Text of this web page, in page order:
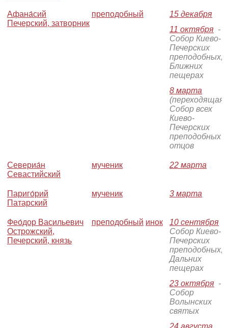
Афана́сий
Печерский, затворник
преподобный
15 декабря
11 октября -
Собор Киево-
Печерских
преподобных,
Ближних
пещерах
8 марта
(переходящая)
Собор всех
Киево-
Печерских
преподобных
отцов
Севериа́н
Севастийский
мученик 22 марта
Париго́рий
Патарский
мученик 3 марта
Фео́дор Васильевич
Острожский,
Печерский, князь
преподобный инок 10 сентября
Собор Киево-
Печерских
преподобных,
Дальних
пещерах
23 октября -
Собор
Волынских
святых